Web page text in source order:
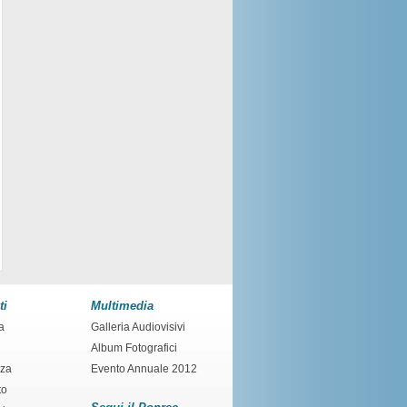
Multimedia
Galleria Audiovisivi
Album Fotografici
Evento Annuale 2012